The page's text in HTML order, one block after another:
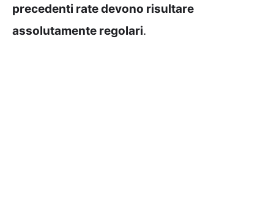
precedenti rate devono risultare
assolutamente regolari.